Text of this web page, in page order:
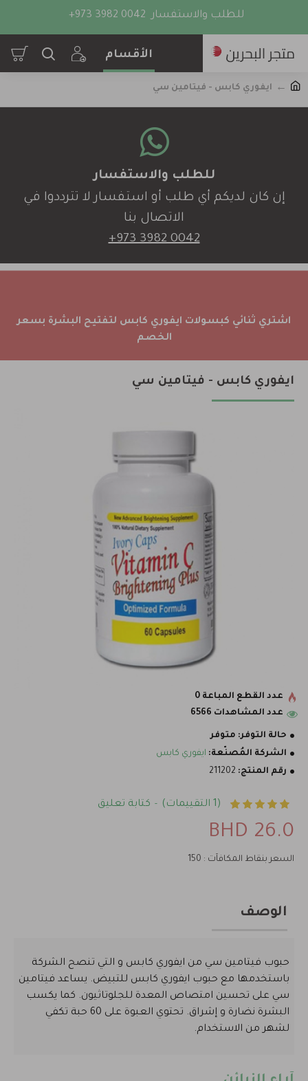
للطلب والاستفسار +973 3982 0042
ايفوري كابس - فيتامين سي
للطلب والاستفسار
إن كان لديكم أي طلب أو استفسار لا تترددوا في
الاتصال بنا
+973 3982 0042
اشتري ثنائي كبسولات ايفوري كابس لتفتيح البشرة بسعر
الخصم
ايفوري كابس - فيتامين سي
حالة التوفر: متوفر
الشركة المُصنّعة: ايفوري كابس
رقم المنتج: 211202
عدد القطع المباعة 0
عدد المشاهدات 6566
(1 التقييمات) - كتابة تعليق
26.0 BHD
السعر بنقاط المكافآت : 150
الوصف
حبوب فيتامين سي من ايفوري كابس و التي تنصح الشركة
باستخدمها مع حبوب ايفوري كابس للتبيض. يساعد فيتامين
سي على تحسين امتصاص المعدة للجلوتاثيون. كما يكسب
البشرة نضارة و إشراق. تحتوي العبوة على 60 حبة تكفي
لشهر من الاستخدام.